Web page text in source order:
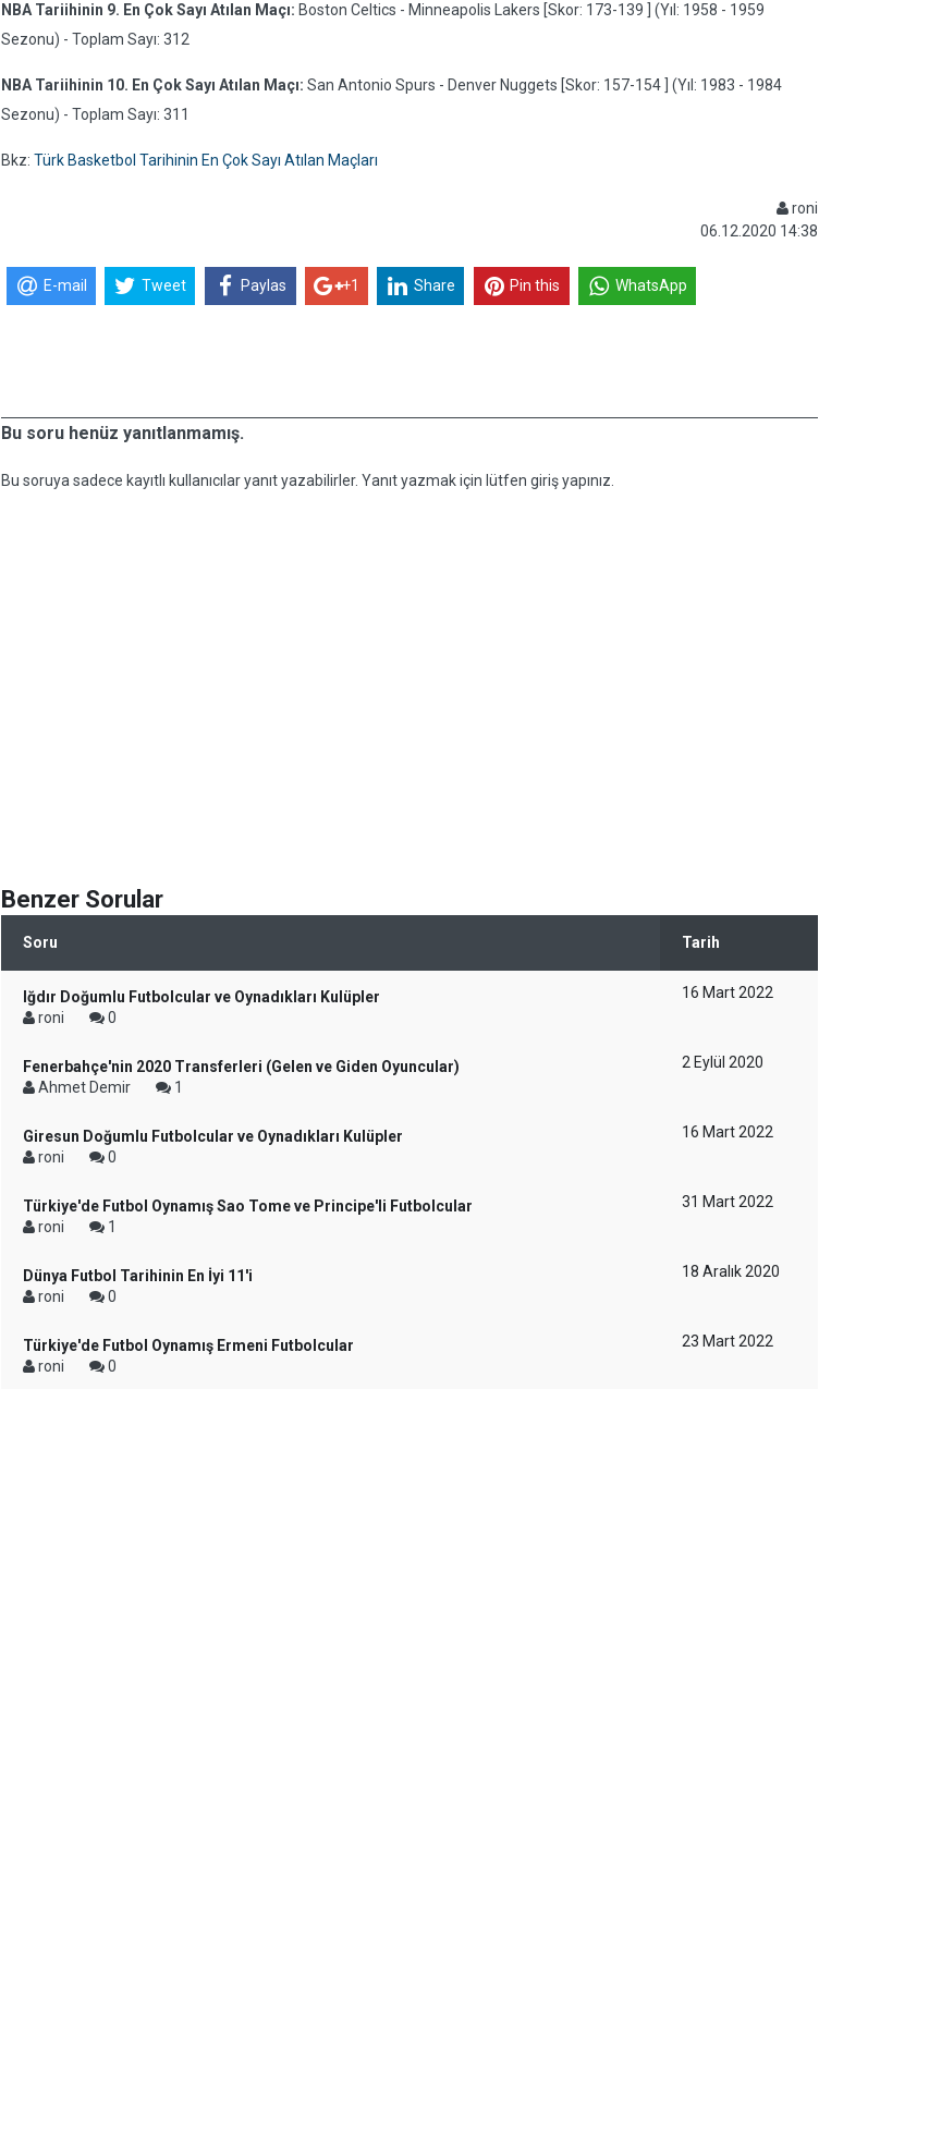
NBA Tariihinin 9. En Çok Sayı Atılan Maçı: Boston Celtics - Minneapolis Lakers [Skor: 173-139 ] (Yıl: 1958 - 1959
Sezonu) - Toplam Sayı: 312
NBA Tariihinin 10. En Çok Sayı Atılan Maçı: San Antonio Spurs - Denver Nuggets [Skor: 157-154 ] (Yıl: 1983 - 1984
Sezonu) - Toplam Sayı: 311
Bkz: Türk Basketbol Tarihinin En Çok Sayı Atılan Maçları
roni
06.12.2020 14:38
E-mail Tweet Paylas +1 Share Pin this WhatsApp
Bu soru henüz yanıtlanmamış.
Bu soruya sadece kayıtlı kullanıcılar yanıt yazabilirler. Yanıt yazmak için lütfen giriş yapınız.
Benzer Sorular
Soru Tarih
Iğdır Doğumlu Futbolcular ve Oynadıkları Kulüpler
roni
0
16 Mart 2022
Fenerbahçe'nin 2020 Transferleri (Gelen ve Giden Oyuncular)
Ahmet Demir
1
2 Eylül 2020
Giresun Doğumlu Futbolcular ve Oynadıkları Kulüpler
roni
0
16 Mart 2022
Türkiye'de Futbol Oynamış Sao Tome ve Principe'li Futbolcular
roni
1
31 Mart 2022
Dünya Futbol Tarihinin En İyi 11'i
roni
0
18 Aralık 2020
Türkiye'de Futbol Oynamış Ermeni Futbolcular
roni
0
23 Mart 2022